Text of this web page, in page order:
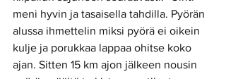
meni hyvin ja tasaisella tahdilla. Pyörän
alussa ihmettelin miksi pyörä ei oikein
kulje ja porukkaa lappaa ohitse koko
ajan. Sitten 15 km ajon jälkeen nousin